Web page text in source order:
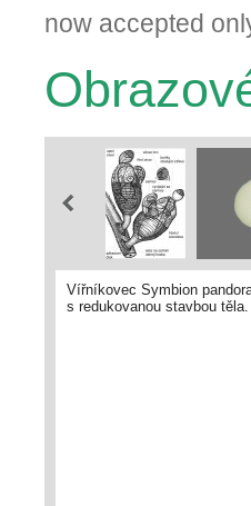
now accepted
Vířníkovec Symbion
s redukovanou stavbou